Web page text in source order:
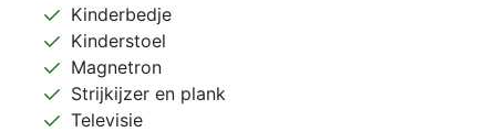
Kinderbedje
Kinderstoel
Magnetron
Strijkijzer en plank
Televisie